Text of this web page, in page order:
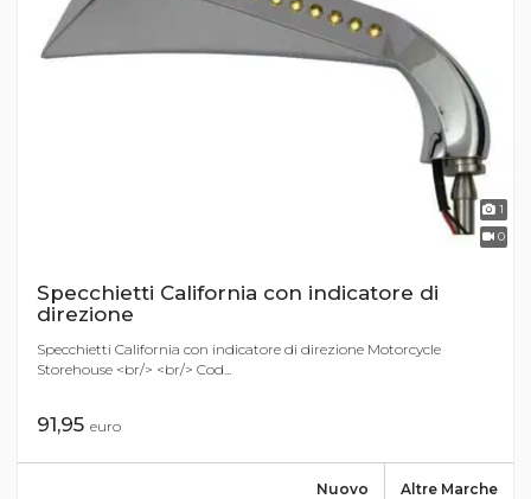
1
0
Specchietti California con indicatore di
direzione
Specchietti California con indicatore di direzione Motorcycle
Storehouse <br/> <br/> Cod...
91,95 euro
Altre Marche
Nuovo